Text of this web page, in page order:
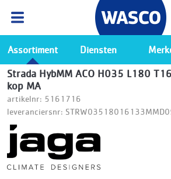
Ga naar de Wasco app
Assortiment Diensten
Strada HybMM ACO H035 L180
kop MA
artikelnr: 5161716
leveranciersnr: